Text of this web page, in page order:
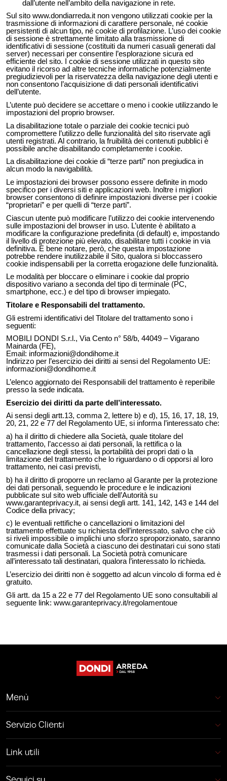
dall’utente nell’ambito della navigazione in rete.
Sul sito www.dondiarreda.it non vengono utilizzati cookie per la
trasmissione di informazioni di carattere personale, né cookie
persistenti di alcun tipo, né cookie di profilazione. L’uso dei cookie
di sessione è strettamente limitato alla trasmissione di
identificativi di sessione (costituiti da numeri casuali generati dal
server) necessari per consentire l’esplorazione sicura ed
efficiente del sito. I cookie di sessione utilizzati in questo sito
evitano il ricorso ad altre tecniche informatiche potenzialmente
pregiudizievoli per la riservatezza della navigazione degli utenti e
non consentono l’acquisizione di dati personali identificativi
dell’utente.
L’utente può decidere se accettare o meno i cookie utilizzando le
impostazioni del proprio browser.
La disabilitazione totale o parziale dei cookie tecnici può
compromettere l’utilizzo delle funzionalità del sito riservate agli
utenti registrati. Al contrario, la fruibilità dei contenuti pubblici è
possibile anche disabilitando completamente i cookie.
La disabilitazione dei cookie di “terze parti” non pregiudica in
alcun modo la navigabilità.
Le impostazioni dei browser possono essere definite in modo
specifico per i diversi siti e applicazioni web. Inoltre i migliori
browser consentono di definire impostazioni diverse per i cookie
“proprietari” e per quelli di “terze parti”.
Ciascun utente può modificare l’utilizzo dei cookie intervenendo
sulle impostazioni del browser in uso. L’utente è abilitato a
modificare la configurazione predefinita (di default) e, impostando
il livello di protezione più elevato, disabilitare tutti i cookie in via
definitiva. È bene notare, però, che questa impostazione
potrebbe rendere inutilizzabile il Sito, qualora si bloccassero
cookie indispensabili per la corretta erogazione delle funzionalità.
Le modalità per bloccare o eliminare i cookie dal proprio
dispositivo variano a seconda del tipo di terminale (PC,
smartphone, ecc.) e del tipo di browser impiegato.
Titolare e Responsabili del trattamento.
Gli estremi identificativi del Titolare del trattamento sono i
seguenti:
MOBILI DONDI S.r.l., Via Cento n° 58/b, 44049 – Vigarano
Mainarda (FE),
Email: informazioni@dondihome.it
Indirizzo per l’esercizio dei diritti ai sensi del Regolamento UE:
informazioni@dondihome.it
L’elenco aggiornato dei Responsabili del trattamento è reperibile
presso la sede indicata.
Esercizio dei diritti da parte dell’interessato.
Ai sensi degli artt.13, comma 2, lettere b) e d), 15, 16, 17, 18, 19,
20, 21, 22 e 77 del Regolamento UE, si informa l’interessato che:
a) ha il diritto di chiedere alla Società, quale titolare del
trattamento, l’accesso ai dati personali, la rettifica o la
cancellazione degli stessi, la portabilità dei propri dati o la
limitazione del trattamento che lo riguardano o di opporsi al loro
trattamento, nei casi previsti,
b) ha il diritto di proporre un reclamo al Garante per la protezione
dei dati personali, seguendo le procedure e le indicazioni
pubblicate sul sito web ufficiale dell’Autorità su
www.garanteprivacy.it, ai sensi degli artt. 141, 142, 143 e 144 del
Codice della privacy;
c) le eventuali rettifiche o cancellazioni o limitazioni del
trattamento effettuate su richiesta dell’interessato, salvo che ciò
si riveli impossibile o implichi uno sforzo sproporzionato, saranno
comunicate dalla Società a ciascuno dei destinatari cui sono stati
trasmessi i dati personali. La Società potrà comunicare
all’interessato tali destinatari, qualora l’interessato lo richieda.
L’esercizio dei diritti non è soggetto ad alcun vincolo di forma ed è
gratuito.
Gli artt. da 15 a 22 e 77 del Regolamento UE sono consultabili al
seguente link: www.garanteprivacy.it/regolamentoue
Menù
Servizio Clienti
Link utili